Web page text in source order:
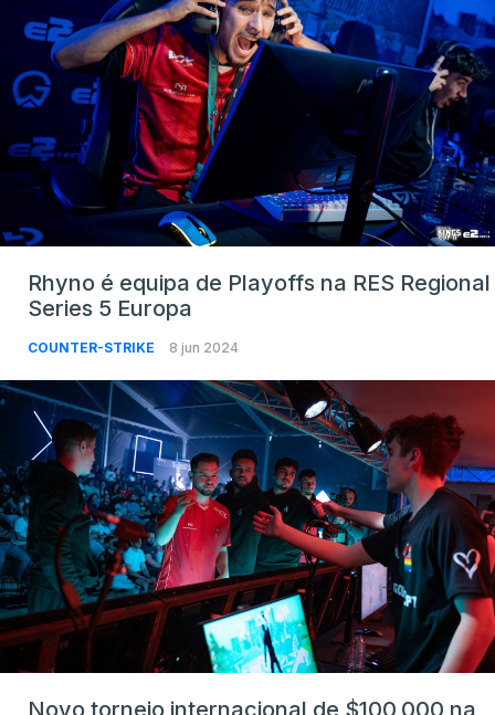
Rhyno é equipa de Playoffs na RES Regional
Series 5 Europa
COUNTER-STRIKE 8 jun 2024
Novo torneio internacional de $100,000 na